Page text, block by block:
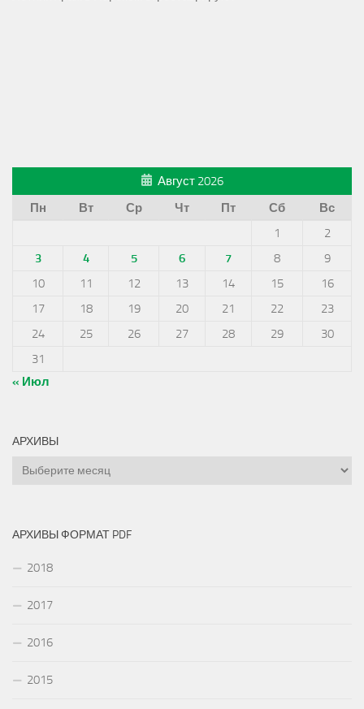
Август 2026
Пн
Вт Ср Чт Пт Сб
Вс
1
2
3
4 5 6 7 8
9
10
11 12 13 14 15
16
17
18 19 20 21 22
23
24
25 26 27 28 29
30
31
« Июл
АРХИВЫ
Архивы
АРХИВЫ ФОРМАТ PDF
2018
2017
2016
2015